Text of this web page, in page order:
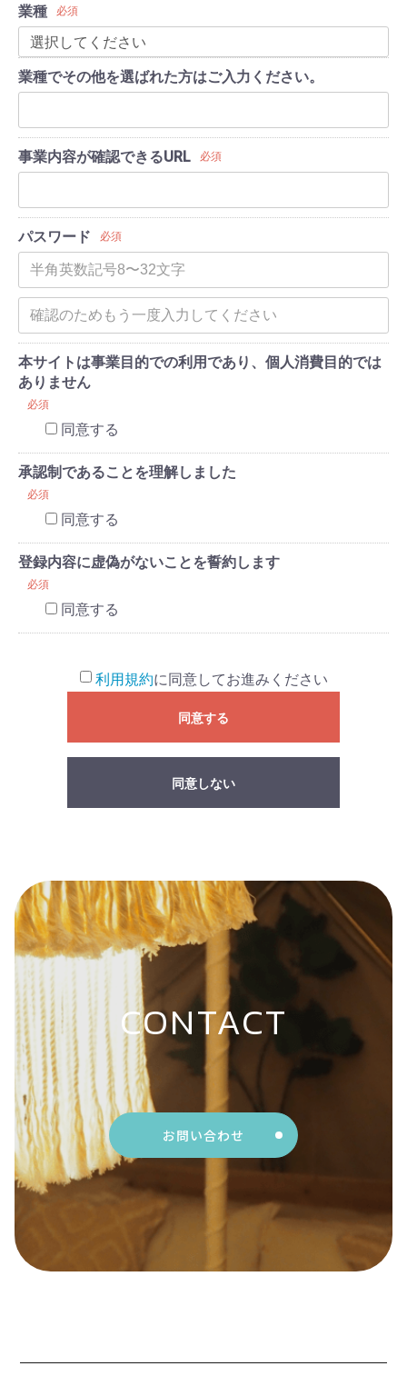
業種 必須
業種でその他を選ばれた方はご入力ください。
事業内容が確認できるURL 必須
パスワード 必須
本サイトは事業目的での利用であり、個人消費目的では
ありません
必須
同意する
承認制であることを理解しました
必須
同意する
登録内容に虚偽がないことを誓約します
必須
同意する
利用規約に同意してお進みください
同意する
同意しない
CONTACT
お問い合わせ